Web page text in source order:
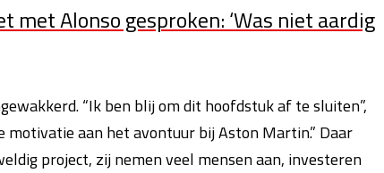
met Alonso gesproken: ‘Was niet aardig
“Ik ben blij om dit hoofdstuk af te sluiten”,
aan het avontuur bij Aston Martin.” Daar
project, zij nemen veel mensen aan, investeren